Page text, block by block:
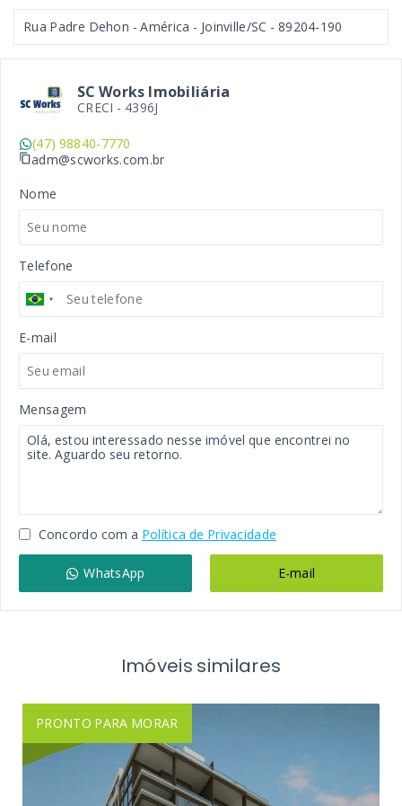
Rua Padre Dehon - América - Joinville/SC - 89204-190
SC Works Imobiliária
CRECI - 4396J
(47) 98840-7770
adm@scworks.com.br
Nome
Telefone
E-mail
Mensagem
Concordo com a Política de Privacidade
WhatsApp E-mail
Imóveis similares
PRONTO PARA MORAR